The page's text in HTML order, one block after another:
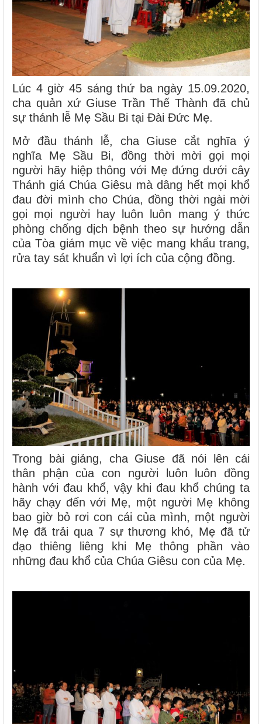
Lúc 4 giờ 45 sáng thứ ba ngày 15.09.2020,
cha quản xứ Giuse Trần Thế Thành đã chủ
sự thánh lễ Mẹ Sầu Bi tại Đài Đức Mẹ.
Mở đầu thánh lễ, cha Giuse cắt nghĩa ý
nghĩa Mẹ Sầu Bi, đồng thời mời gọi mọi
người hãy hiệp thông với Mẹ đứng dưới cây
Thánh giá Chúa Giêsu mà dâng hết mọi khổ
đau đời mình cho Chúa, đồng thời ngài mời
gọi mọi người hay luôn luôn mang ý thức
phòng chống dịch bệnh theo sự hướng dẫn
của Tòa giám mục về việc mang khẩu trang,
rửa tay sát khuẩn vì lợi ích của cộng đồng.
Trong bài giảng, cha Giuse đã nói lên cái
thân phận của con người luôn luôn đồng
hành với đau khổ, vậy khi đau khổ chúng ta
hãy chạy đến với Mẹ, một người Mẹ không
bao giờ bỏ rơi con cái của mình, một người
Mẹ đã trải qua 7 sự thương khó, Mẹ đã tử
đạo thiêng liêng khi Mẹ thông phần vào
những đau khổ của Chúa Giêsu con của Mẹ.